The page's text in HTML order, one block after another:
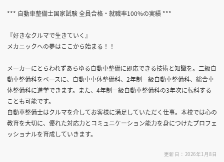
*** 自動車整備士国家試験 全員合格・就職率100%の実績 ***
『好きなクルマで生きていく』
メカニックへの夢はここから始まる！！
メーカーにとらわれずあらゆる自動車整備に即応できる技術と知識を。二級自
動車整備科をベースに、自動車車体整備科、2年制一級自動車整備科、総合車
体整備科に進学できます。また、4年制一級自動車整備科の3年次に転科する
ことも可能です。
自動車整備士はクルマを介してお客様に満足していただく仕事。本校では心の
教育を大切に、優れた対応力とコミュニケーション能力を身につけたプロフェ
ッショナルを育成していきます。
更新日：2026年1月8日